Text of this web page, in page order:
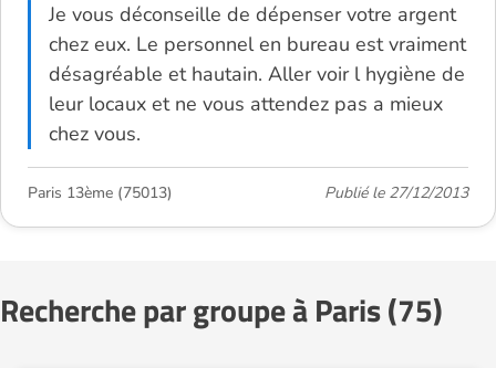
Je vous déconseille de dépenser votre argent
chez eux. Le personnel en bureau est vraiment
désagréable et hautain. Aller voir l hygiène de
leur locaux et ne vous attendez pas a mieux
chez vous.
Paris 13ème (75013) Publié le 27/12/2013
Recherche par groupe à Paris (75)